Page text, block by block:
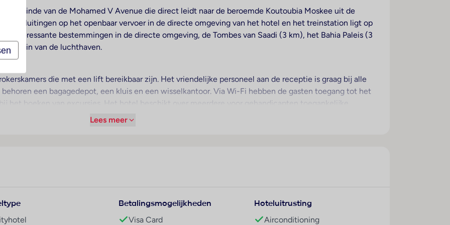
het einde van de Mohamed V Avenue die direct leidt naar de beroemde Koutoubia Moskee uit de
aansluitingen op het openbaar vervoer in de directe omgeving van het hotel en het treinstation ligt op
interessante bestemmingen in de directe omgeving, de Tombes van Saadi (3 km), het Bahia Paleis (3
10 min van de luchthaven.
die met een lift bereikbaar zijn. Het vriendelijke personeel aan de receptie is graag bij alle
een bagagedepot, een kluis en een wisselkantoor. Via Wi-Fi hebben de gasten toegang tot het
het boeken van excursies. Het hotel beschikt over meerdere voor gehandicapten toegankelijke
zijn beschikbaar. Een souvenirwinkel en andere winkels zijn voorhanden om heerlijk te
beste bescherming voor het eigendom van de gasten biedt een kluis. Ook een mini-koelkast behoort
een telefoon, een tv met satelliet-/kabelontvangst en Wi-Fi (kosteloos) beschikbaar. De badkamers
Lees meer
Betalingsmogelijkheden
Visa Card
Hoteluitrusting
Airconditioning